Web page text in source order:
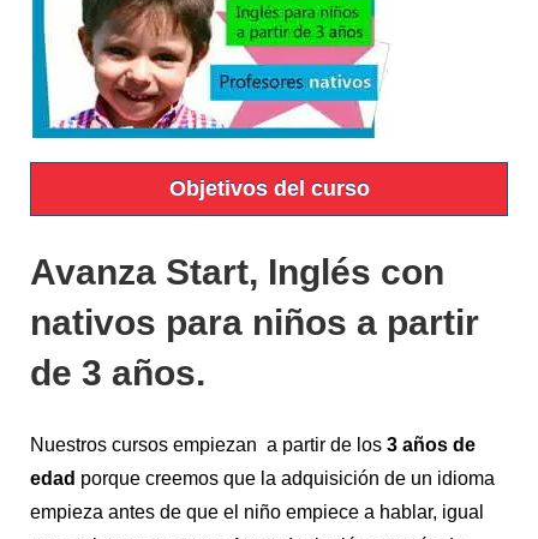
Objetivos del curso
Avanza Start, Inglés con
nativos para niños a partir
de 3 años.
Nuestros cursos empiezan a partir de los 3 años de
edad porque creemos que la adquisición de un idioma
empieza antes de que el niño empiece a hablar, igual